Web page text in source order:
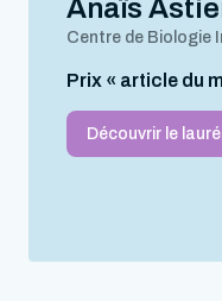
Anaïs
Centre de Biologie
Prix « article du
Découvrir le